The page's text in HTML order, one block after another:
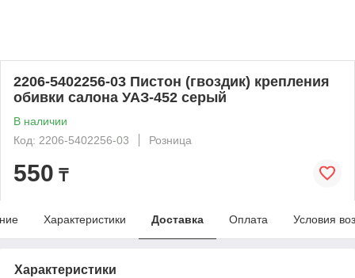
2206-5402256-03 Пистон (гвоздик) крепления
обивки салона УАЗ-452 серый
В наличии
Код: 2206-5402256-03
Розница
550 ₸
Характеристики Доставка Оплата Условия
Характеристики